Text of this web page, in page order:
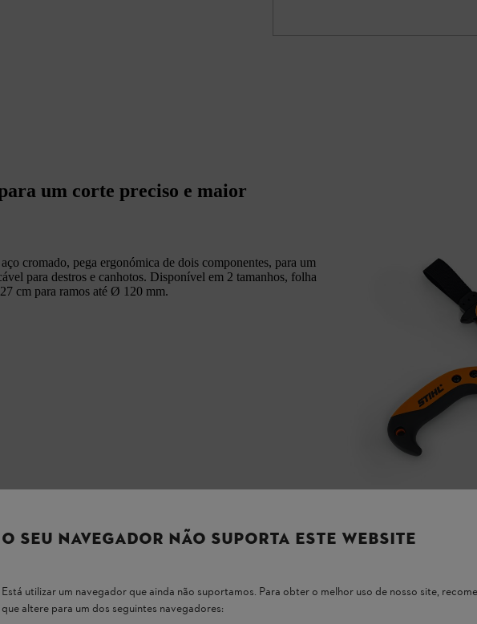
um corte preciso e maior
cromado, pega ergonómica de dois componentes, para um
para destros e canhotos. Disponível em 2 tamanhos, folha
cm para ramos até Ø 120 mm.
O SEU NAVEGADOR NÃO SUPORTA ESTE WEBSITE
Está utilizar um navegador que ainda não suportamos. Para obter o melhor uso de nosso site,
que altere para um dos seguintes navegadores: